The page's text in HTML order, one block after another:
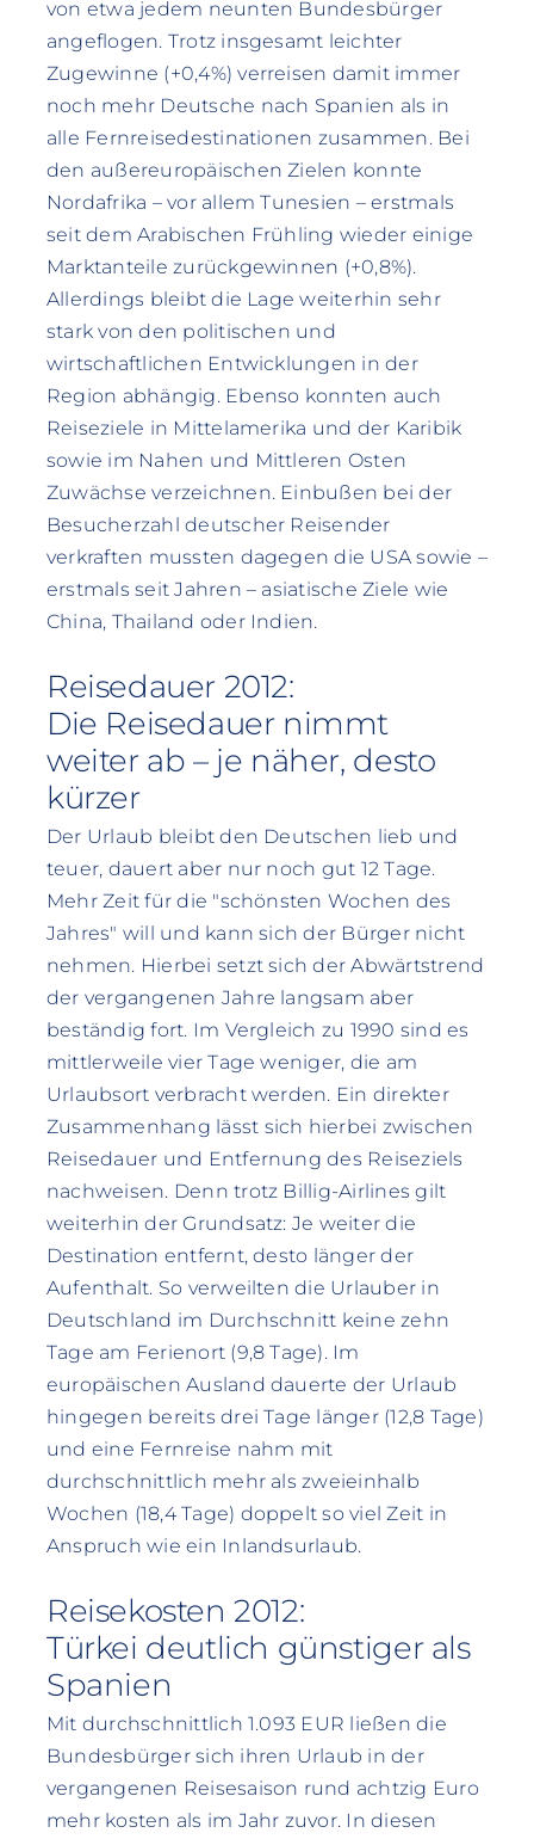
von etwa jedem neunten Bundesbürger
angeflogen. Trotz insgesamt leichter
Zugewinne (+0,4%) verreisen damit immer
noch mehr Deutsche nach Spanien als in
alle Fernreisedestinationen zusammen. Bei
den außereuropäischen Zielen konnte
Nordafrika – vor allem Tunesien – erstmals
seit dem Arabischen Frühling wieder einige
Marktanteile zurückgewinnen (+0,8%).
Allerdings bleibt die Lage weiterhin sehr
stark von den politischen und
wirtschaftlichen Entwicklungen in der
Region abhängig. Ebenso konnten auch
Reiseziele in Mittelamerika und der Karibik
sowie im Nahen und Mittleren Osten
Zuwächse verzeichnen. Einbußen bei der
Besucherzahl deutscher Reisender
verkraften mussten dagegen die USA sowie –
erstmals seit Jahren – asiatische Ziele wie
China, Thailand oder Indien.
Reisedauer 2012:
Die Reisedauer nimmt
weiter ab – je näher, desto
kürzer
Der Urlaub bleibt den Deutschen lieb und
teuer, dauert aber nur noch gut 12 Tage.
Mehr Zeit für die "schönsten Wochen des
Jahres" will und kann sich der Bürger nicht
nehmen. Hierbei setzt sich der Abwärtstrend
der vergangenen Jahre langsam aber
beständig fort. Im Vergleich zu 1990 sind es
mittlerweile vier Tage weniger, die am
Urlaubsort verbracht werden. Ein direkter
Zusammenhang lässt sich hierbei zwischen
Reisedauer und Entfernung des Reiseziels
nachweisen. Denn trotz Billig-Airlines gilt
weiterhin der Grundsatz: Je weiter die
Destination entfernt, desto länger der
Aufenthalt. So verweilten die Urlauber in
Deutschland im Durchschnitt keine zehn
Tage am Ferienort (9,8 Tage). Im
europäischen Ausland dauerte der Urlaub
hingegen bereits drei Tage länger (12,8 Tage)
und eine Fernreise nahm mit
durchschnittlich mehr als zweieinhalb
Wochen (18,4 Tage) doppelt so viel Zeit in
Anspruch wie ein Inlandsurlaub.
Reisekosten 2012:
Türkei deutlich günstiger als
Spanien
Mit durchschnittlich 1.093 EUR ließen die
Bundesbürger sich ihren Urlaub in der
vergangenen Reisesaison rund achtzig Euro
mehr kosten als im Jahr zuvor. In diesen